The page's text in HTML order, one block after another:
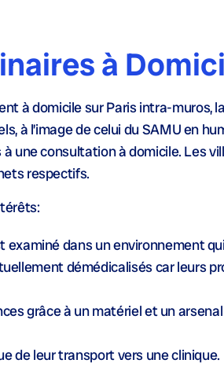
à
à domicile sur Paris intra-muros,
à l’image de celui du SAMU en
une consultation à domicile. Les
respectifs.
examiné dans un environnement
démédicalisés car leurs
grâce à un matériel et un
de leur transport vers une clinique.